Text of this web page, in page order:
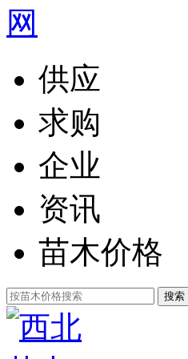
供应
求购
企业
资讯
苗木价格